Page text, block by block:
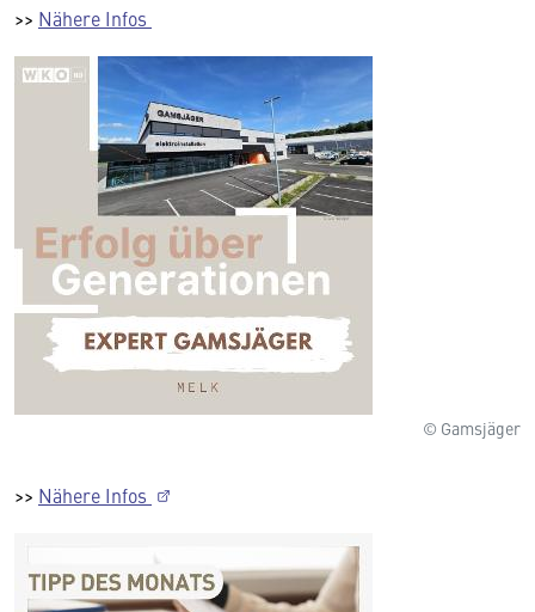
>> Nähere Infos
© Gamsjäger
>> Nähere Infos